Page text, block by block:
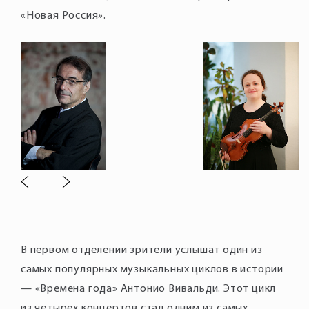
«Новая Россия».
В первом отделении зрители услышат один из
самых популярных музыкальных циклов в истории
— «Времена года» Антонио Вивальди. Этот цикл